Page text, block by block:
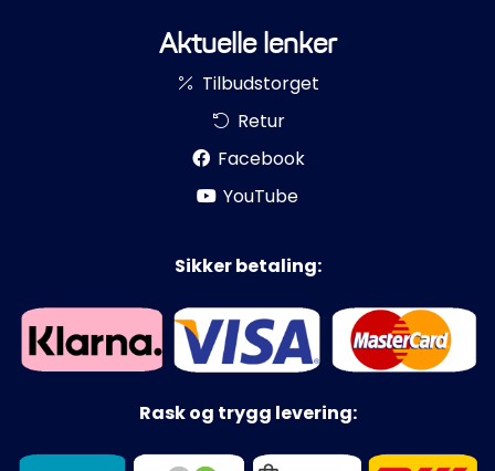
Aktuelle lenker
Tilbudstorget
Retur
Facebook
YouTube
Sikker betaling:
Rask og trygg levering: